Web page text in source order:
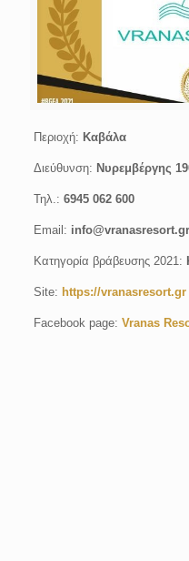
Περιοχή: Καβάλα
Διεύθυνση: Νυρεμβέργης
Τηλ.: 6945 062 600
Email: info@vranasresort.gr
Κατηγορία βράβευσης 2021:
Site: https://vranasresort.gr
Facebook page: Vranas